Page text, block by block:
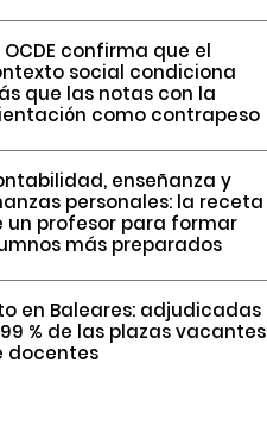
OCDE confirma que el
social condiciona
que las notas con la
como contrapeso
enseñanza y
personales: la receta
un profesor para formar
más preparados
en Baleares: adjudicadas
% de las plazas vacantes
docentes